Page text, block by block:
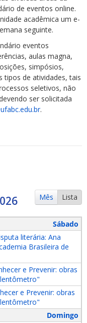
de eventos online.
acadêmica um e-
seguinte.
eventos
aulas magna,
simpósios,
tipos de atividades, tais
seletivos, não
ser solicitada
.
Mês Lista
Sábado
literária: Ana
Brasileira de
e Prevenir: obras
e Prevenir: obras
Domingo